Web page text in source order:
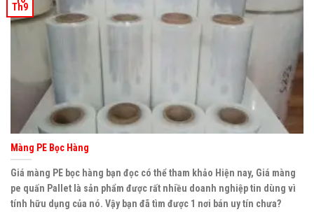
Màng PE Bọc Hàng
Giá màng PE bọc hàng bạn đọc có thể tham khảo Hiện nay, Giá màng
pe quấn Pallet là sản phẩm được rất nhiều doanh nghiệp tin dùng vì
tính hữu dụng của nó. Vậy bạn đã tìm được 1 nơi bán uy tín chưa?
Th9